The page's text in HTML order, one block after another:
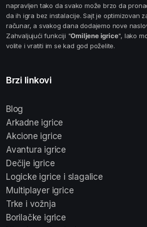
napravljen tako da svako može brzo da
da ih igra bez instalacije. Sajt je optimizovan
računar, a svakog dana dodajemo nove
Zahvaljujući funkciji "Omiljene igrice", lako
volite i vratiti im se kad god poželite.
Brzi linkovi
Blog
Arkadne igrice
Akcione igrice
Avantura igrice
Dečije igrice
Logicke igrice i slagalice
Multiplayer igrice
Trke i vožnja
Borilačke igrice